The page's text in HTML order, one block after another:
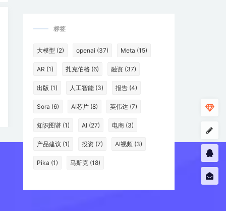
标签
大模型 (2) openai (37) Meta (15)
AR (1) 扎克伯格 (6) 融资 (37)
出版 (1) 人工智能 (3) 报告 (4)
Sora (6) AI芯片 (8) 英伟达 (7)
知识图谱 (1) AI (27) 电商 (3)
产品建议 (1) 投资 (7) AI视频 (3)
Pika (1) 马斯克 (18)